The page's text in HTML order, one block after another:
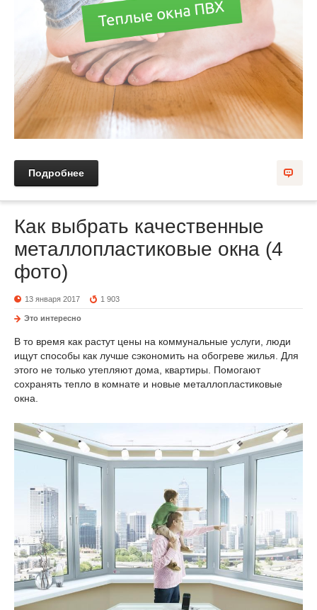
Подробнее
Как выбрать качественные
металлопластиковые окна (4
фото)
13 января 2017 1 903
Это интересно
В то время как растут цены на коммунальные услуги, люди
ищут способы как лучше сэкономить на обогреве жилья. Для
этого не только утепляют дома, квартиры. Помогают
сохранять тепло в комнате и новые металлопластиковые
окна.